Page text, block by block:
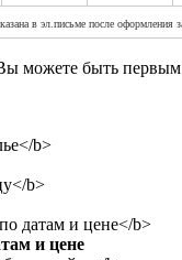
в эл.письме после оформления
можете быть первым
и цене